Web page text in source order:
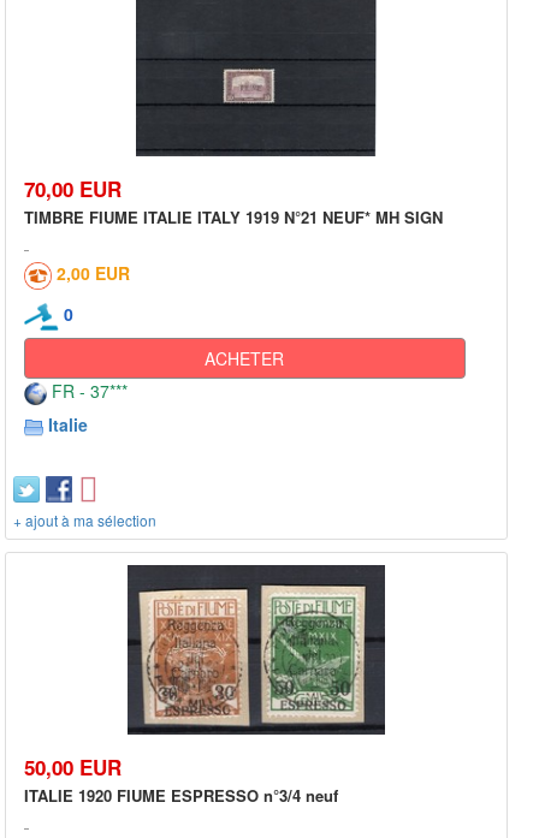
70,00 EUR
TIMBRE FIUME ITALIE ITALY 1919 N°21 NEUF* MH SIGN
2,00 EUR
0
ACHETER
FR - 37***
Italie
+ ajout à ma sélection
50,00 EUR
ITALIE 1920 FIUME ESPRESSO n°3/4 neuf